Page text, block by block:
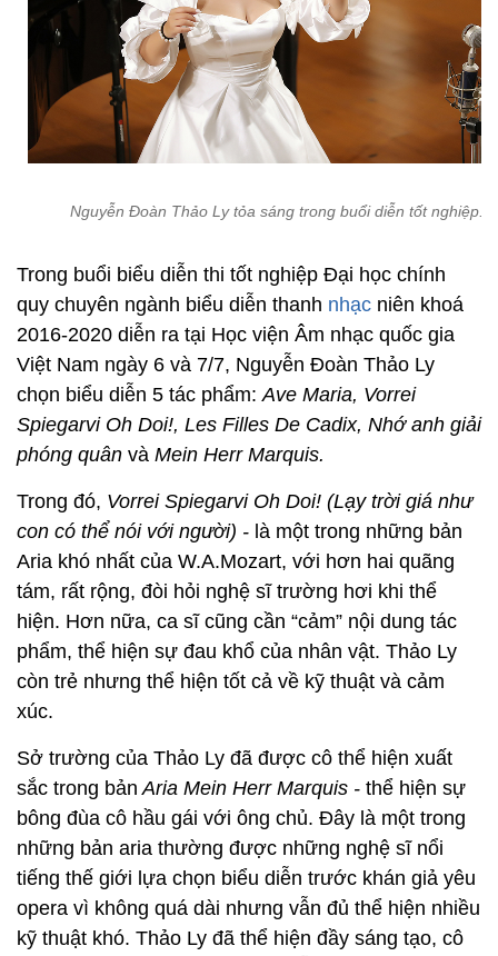
Nguyễn Đoàn Thảo Ly tỏa sáng trong buổi diễn tốt nghiệp.
Trong buổi biểu diễn thi tốt nghiệp Đại học chính
quy chuyên ngành biểu diễn thanh nhạc niên khoá
2016-2020 diễn ra tại Học viện Âm nhạc quốc gia
Việt Nam ngày 6 và 7/7, Nguyễn Đoàn Thảo Ly
chọn biểu diễn 5 tác phẩm:Ave Maria, Vorrei
Spiegarvi Oh Doi!, Les Filles De Cadix, Nhớ anh giải
phóng quân và Mein Herr Marquis.
Trong đó, Vorrei Spiegarvi Oh Doi! (Lạy trời giá như
con có thể nói với người) - là một trong những bản
Aria khó nhất của W.A.Mozart, với hơn hai quãng
tám, rất rộng, đòi hỏi nghệ sĩ trường hơi khi thể
hiện. Hơn nữa, ca sĩ cũng cần “cảm” nội dung tác
phẩm, thể hiện sự đau khổ của nhân vật. Thảo Ly
còn trẻ nhưng thể hiện tốt cả về kỹ thuật và cảm
xúc.
Sở trường của Thảo Ly đã được cô thể hiện xuất
sắc trong bản Aria Mein Herr Marquis - thể hiện sự
bông đùa cô hầu gái với ông chủ. Đây là một trong
những bản aria thường được những nghệ sĩ nổi
tiếng thế giới lựa chọn biểu diễn trước khán giả yêu
opera vì không quá dài nhưng vẫn đủ thể hiện nhiều
kỹ thuật khó. Thảo Ly đã thể hiện đầy sáng tạo, cô